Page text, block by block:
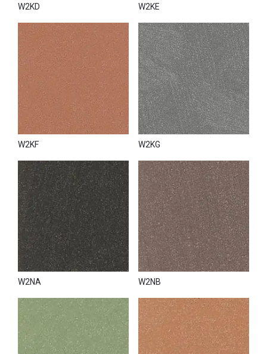
W2KD W2KE
W2KF W2KG
W2NA W2NB